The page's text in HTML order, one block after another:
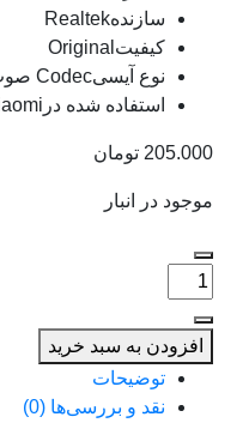
سازندهRealtek
کیفیتOriginal
نوع آیسیCodec صوت
استفاده شده در Xiaomi
205.000 تومان
موجود در انبار
تعداد:
آی
سی
صدا
AW8896
افزودن به سبد خرید
توضیحات
نقد و بررسی‌ها (0)